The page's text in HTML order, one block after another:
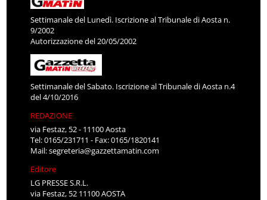
Settimanale del Lunedì. Iscrizione al Tribunale di Aosta n.
9/2002
Autorizzazione del 20/05/2002
Settimanale del Sabato. Iscrizione al Tribunale di Aosta n.4
del 4/10/2016
REDAZIONE
via Festaz, 52 - 11100 Aosta
Tel: 0165/231711 - Fax: 0165/1820141
Mail:segreteria@gazzettamatin.com
Editore
LG PRESSE S.R.L.
via Festaz, 52 11100 AOSTA